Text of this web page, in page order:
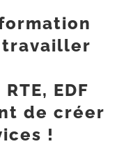
EDF
de créer
!